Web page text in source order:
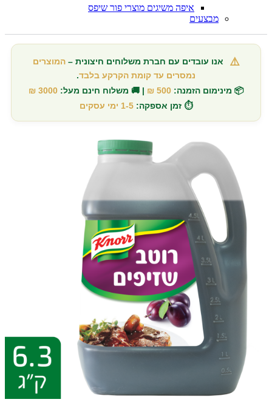
איפה משיגים מוצרי פור שיפס
מבצעים
⚠️ אנו עובדים עם חברת משלוחים חיצונית –המוצרים
נמסרים עד קומת הקרקע בלבד.
📦 מינימום הזמנה: 500 ₪ | 🚚 משלוח חינם מעל: 3000 ₪
⏱️ זמן אספקה: 1-5 ימי עסקים